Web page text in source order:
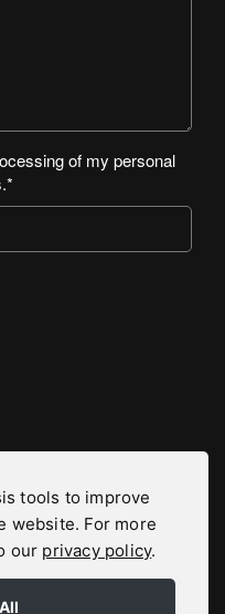
tools to improve
website. For more
our privacy policy.
of my personal
gruppi
grupi kodulehele